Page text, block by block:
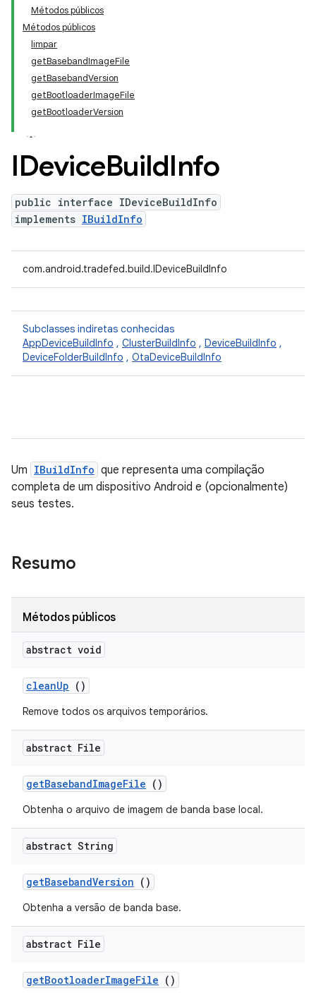
Métodos públicos
Métodos públicos
limpar
getBasebandImageFile
getBasebandVersion
getBootloaderImageFile
getBootloaderVersion
IDeviceBuildInfo
public interface IDeviceBuildInfo
implements IBuildInfo
com.android.tradefed.build.IDeviceBuildInfo
Subclasses indiretas conhecidas
AppDeviceBuildInfo , ClusterBuildInfo , DeviceBuildInfo ,
DeviceFolderBuildInfo , OtaDeviceBuildInfo
Um IBuildInfo que representa uma compilação
completa de um dispositivo Android e (opcionalmente)
seus testes.
Resumo
Métodos públicos
abstract void
cleanUp ()
Remove todos os arquivos temporários.
abstract File
getBasebandImageFile ()
Obtenha o arquivo de imagem de banda base local.
abstract String
getBasebandVersion ()
Obtenha a versão de banda base.
abstract File
getBootloaderImageFile ()